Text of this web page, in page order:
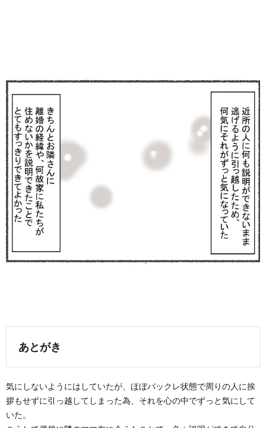
あとがき
気にしないようにはしていたが、ほぼバックレ状態で周りの人に挨
拶もせずに引っ越してしまった為、それを心の中でずっと気にして
いた。